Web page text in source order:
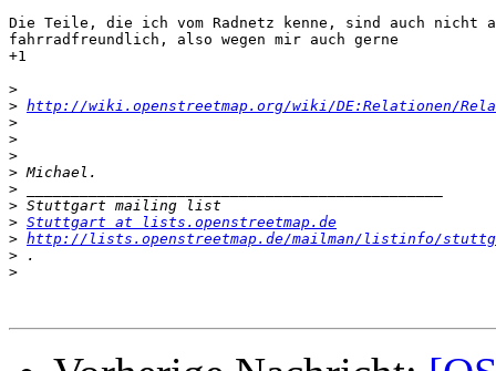
Die Teile, die ich vom Radnetz kenne, sind auch
fahrradfreundlich, also wegen mir auch gerne
+1
>
> http://wiki.openstreetmap.org/wiki/DE:Relationen/
>
>
>
>
>
>
> Stuttgart at lists.openstreetmap.de
> http://lists.openstreetmap.de/mailman/listinfo/
>
>